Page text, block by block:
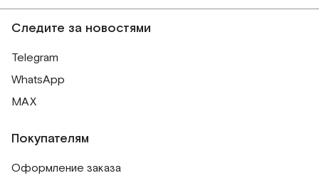
Следите за новостями
Telegram
WhatsApp
MAX
Покупателям
Оформление заказа